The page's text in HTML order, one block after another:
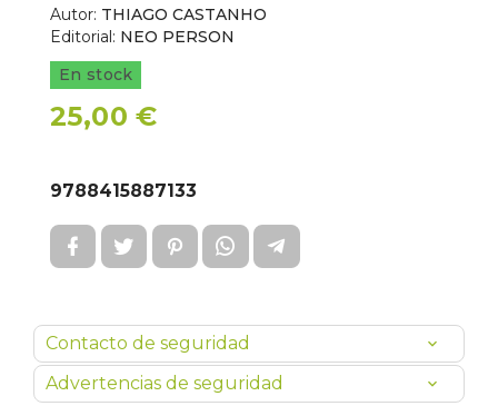
Autor: THIAGO CASTANHO
Editorial: NEO PERSON
En stock
25,00 €
9788415887133
Contacto de seguridad
Advertencias de seguridad